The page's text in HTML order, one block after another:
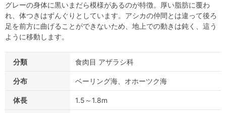
グレーの身体に黒いまだら模様があるのが特徴。厚い脂肪に覆わ
れ、体つきはずんぐりとしています。アシカの仲間とは違って後ろ
足を前方に曲げることができないため、地上での動きは鈍く、這う
ように移動します。
分類 食肉目 アザラシ科
分布 ベーリング海、オホーツク海
体長 1.5～1.8m